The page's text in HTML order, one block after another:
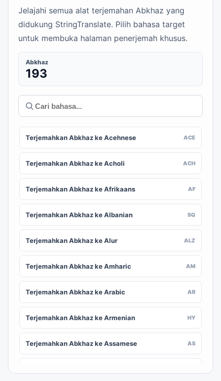
Jelajahi semua alat terjemahan Abkhaz yang
didukung StringTranslate. Pilih bahasa target
untuk membuka halaman penerjemah khusus.
Abkhaz
193
Terjemahkan Abkhaz ke Acehnese ACE
Terjemahkan Abkhaz ke Acholi ACH
Terjemahkan Abkhaz ke Afrikaans AF
Terjemahkan Abkhaz ke Albanian SQ
Terjemahkan Abkhaz ke Alur ALZ
Terjemahkan Abkhaz ke Amharic AM
Terjemahkan Abkhaz ke Arabic AR
Terjemahkan Abkhaz ke Armenian HY
Terjemahkan Abkhaz ke Assamese AS